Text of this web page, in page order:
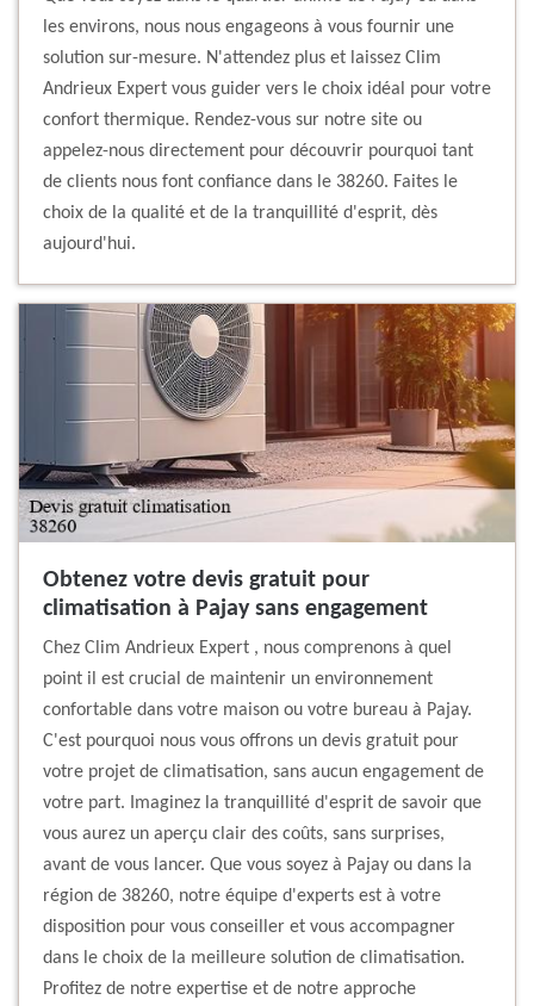
les environs, nous nous engageons à vous fournir une
solution sur-mesure. N'attendez plus et laissez Clim
Andrieux Expert vous guider vers le choix idéal pour votre
confort thermique. Rendez-vous sur notre site ou
appelez-nous directement pour découvrir pourquoi tant
de clients nous font confiance dans le 38260. Faites le
choix de la qualité et de la tranquillité d'esprit, dès
aujourd'hui.
Obtenez votre devis gratuit pour
climatisation à Pajay sans engagement
Chez Clim Andrieux Expert , nous comprenons à quel
point il est crucial de maintenir un environnement
confortable dans votre maison ou votre bureau à Pajay.
C'est pourquoi nous vous offrons un devis gratuit pour
votre projet de climatisation, sans aucun engagement de
votre part. Imaginez la tranquillité d'esprit de savoir que
vous aurez un aperçu clair des coûts, sans surprises,
avant de vous lancer. Que vous soyez à Pajay ou dans la
région de 38260, notre équipe d'experts est à votre
disposition pour vous conseiller et vous accompagner
dans le choix de la meilleure solution de climatisation.
Profitez de notre expertise et de notre approche